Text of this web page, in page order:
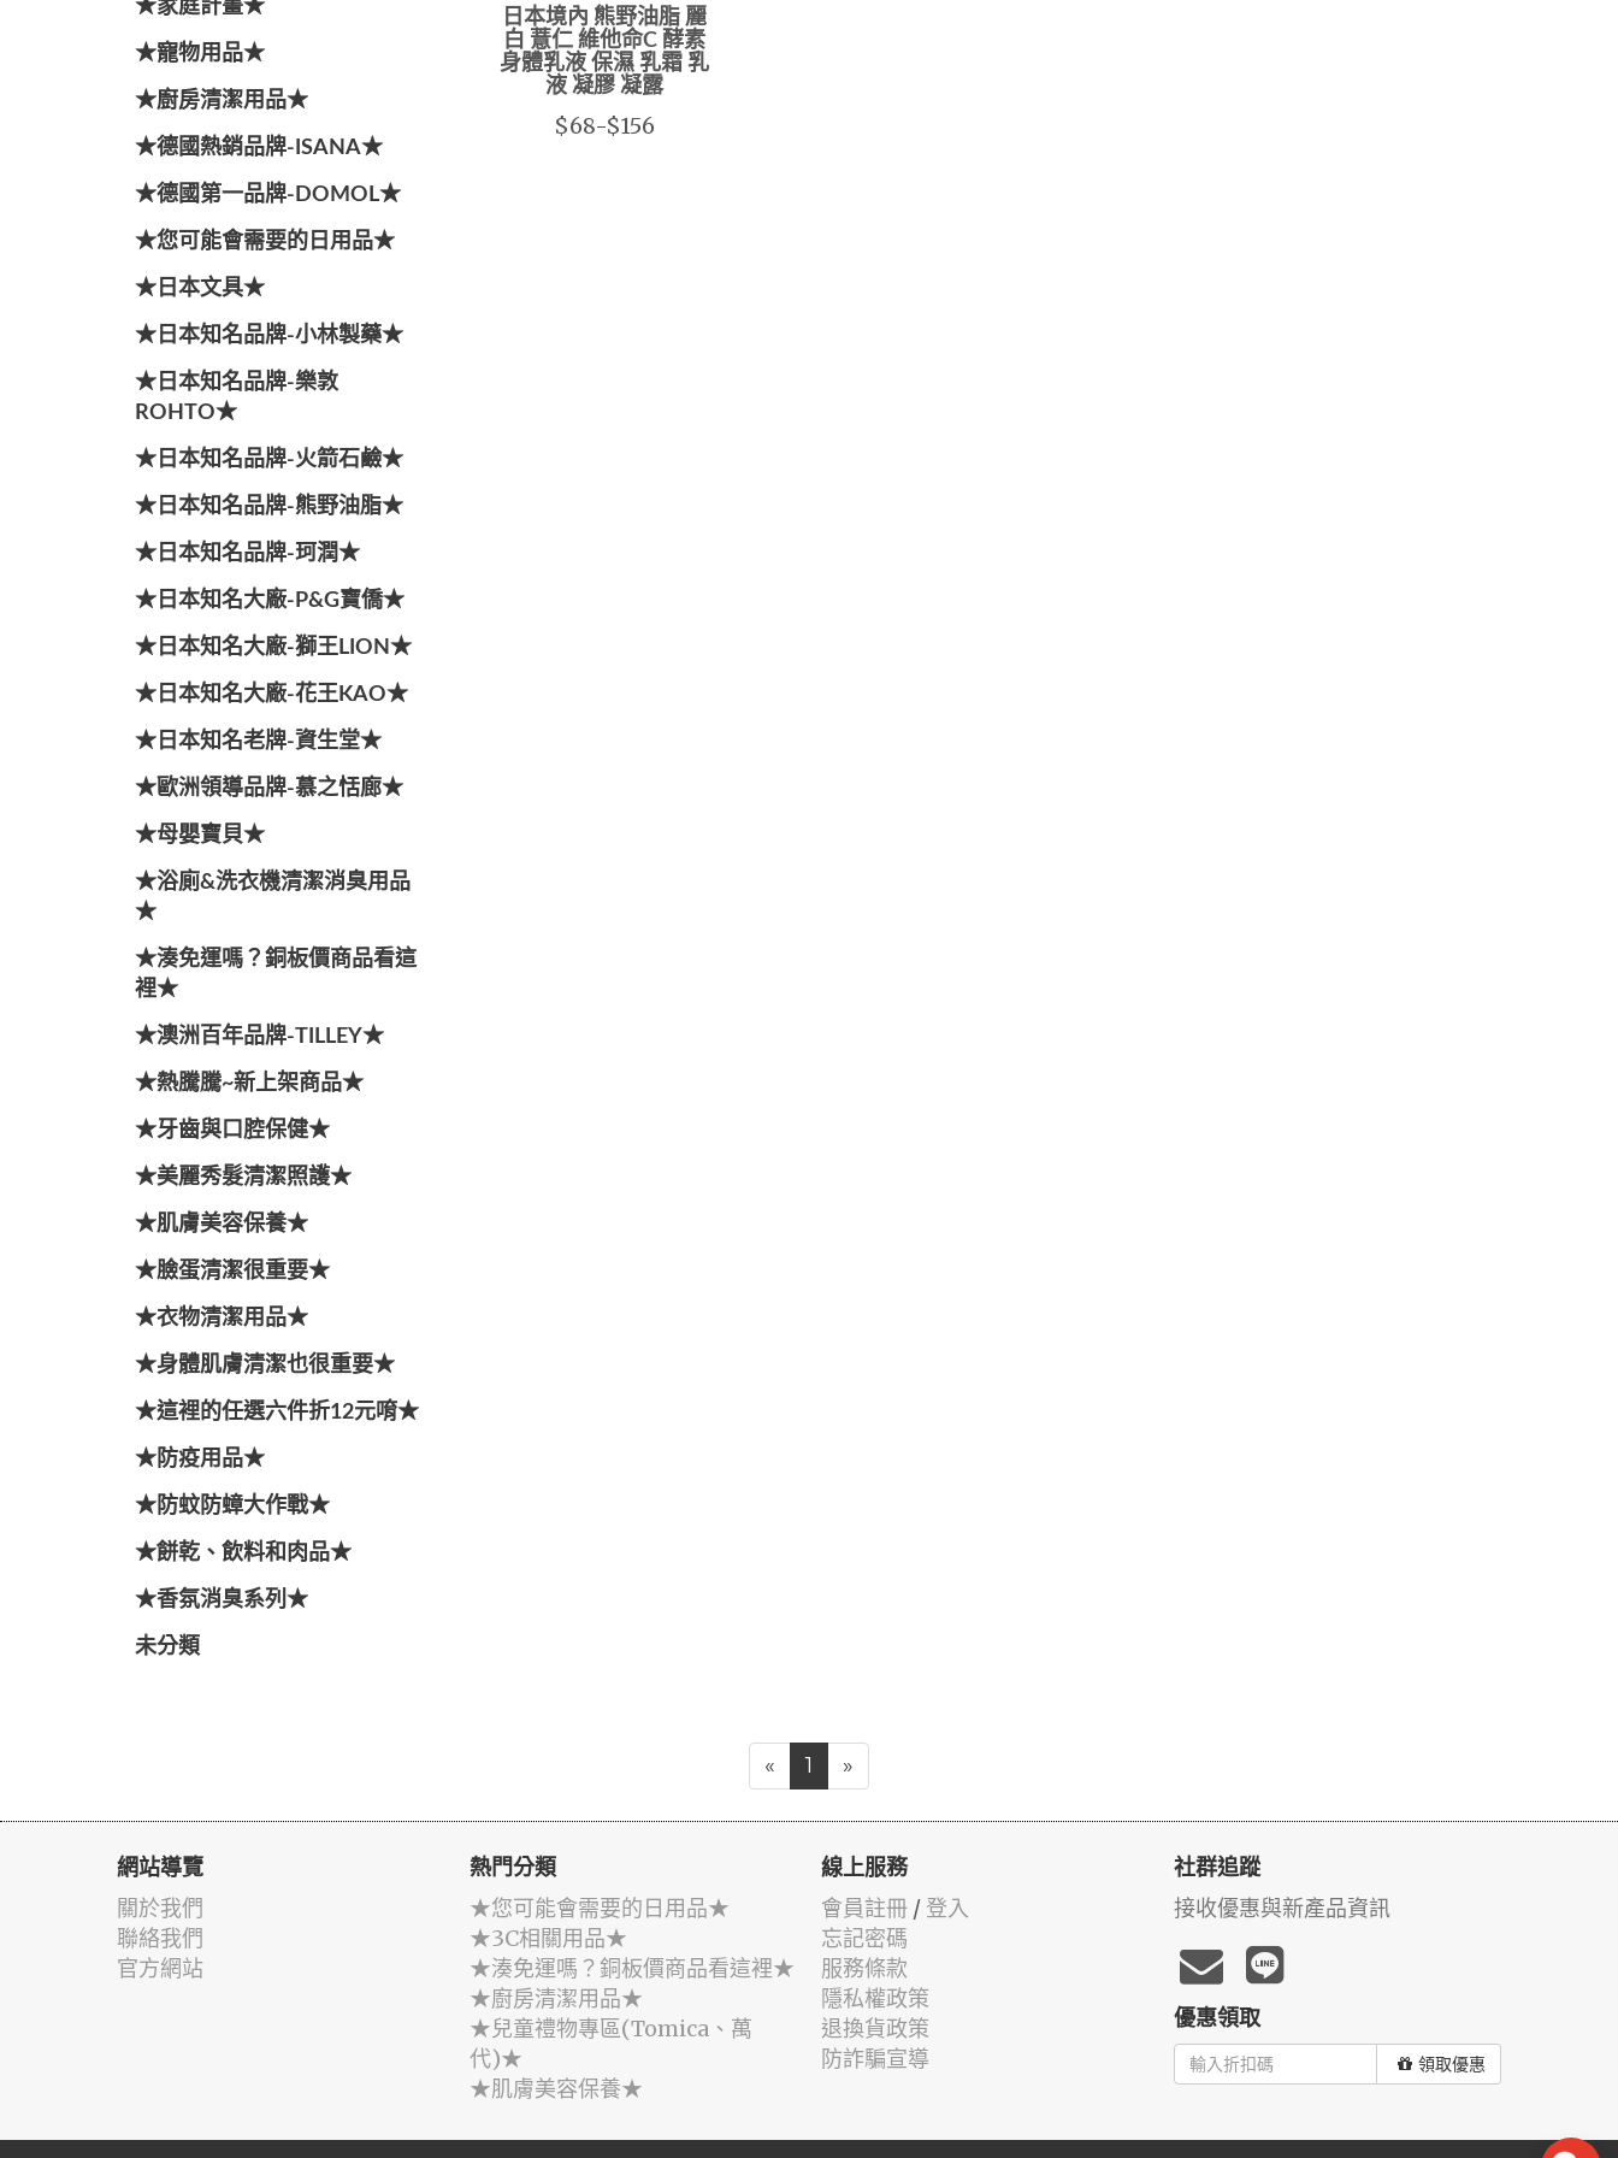
★家庭計畫★
★寵物用品★
★廚房清潔用品★
★德國熱銷品牌-ISANA★
★德國第一品牌-DOMOL★
★您可能會需要的日用品★
★日本文具★
★日本知名品牌-小林製藥★
★日本知名品牌-樂敦
ROHTO★
★日本知名品牌-火箭石鹼★
★日本知名品牌-熊野油脂★
★日本知名品牌-珂潤★
★日本知名大廠-P&G寶僑★
★日本知名大廠-獅王LION★
★日本知名大廠-花王KAO★
★日本知名老牌-資生堂★
★歐洲領導品牌-慕之恬廊★
★母嬰寶貝★
★浴廁&洗衣機清潔消臭用品
★
★湊免運嗎？銅板價商品看這
裡★
★澳洲百年品牌-TILLEY★
★熱騰騰~新上架商品★
★牙齒與口腔保健★
★美麗秀髮清潔照護★
★肌膚美容保養★
★臉蛋清潔很重要★
★衣物清潔用品★
★身體肌膚清潔也很重要★
★這裡的任選六件折12元唷★
★防疫用品★
★防蚊防蟑大作戰★
★餅乾、飲料和肉品★
★香氛消臭系列★
未分類
日本境內 熊野油脂 麗
白 薏仁 維他命C 酵素
身體乳液 保濕 乳霜 乳
液 凝膠 凝露
$68-$156
« 1 »
網站導覽
關於我們
聯絡我們
官方網站
熱門分類
★您可能會需要的日用品★
★3C相關用品★
★湊免運嗎？銅板價商品看這裡★
★廚房清潔用品★
★兒童禮物專區(Tomica、萬
代)★
★肌膚美容保養★
線上服務
會員註冊 / 登入
忘記密碼
服務條款
隱私權政策
退換貨政策
防詐騙宣導
社群追蹤
接收優惠與新產品資訊
優惠領取
領取優惠